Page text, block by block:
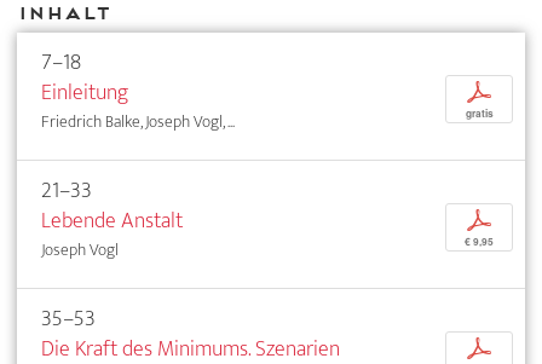
Inhalt
7–18
Einleitung
Friedrich Balke, Joseph Vogl, ...
p
gratis
21–33
Lebende Anstalt
Joseph Vogl
p
€ 9,95
35–53
Die Kraft des Minimums. Szenarien
p